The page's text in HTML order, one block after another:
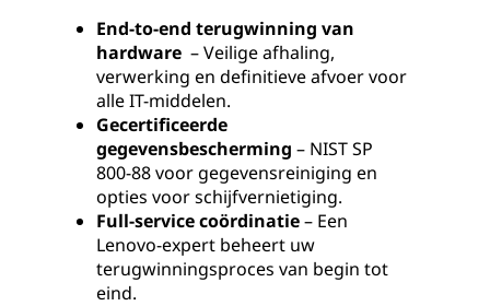
End-to-end terugwinning van
hardware – Veilige afhaling,
verwerking en definitieve afvoer voor
alle IT-middelen.
Gecertificeerde
gegevensbescherming – NIST SP
800-88 voor gegevensreiniging en
opties voor schijfvernietiging.
Full-service coördinatie– Een
Lenovo-expert beheert uw
terugwinningsproces van begin tot
eind.